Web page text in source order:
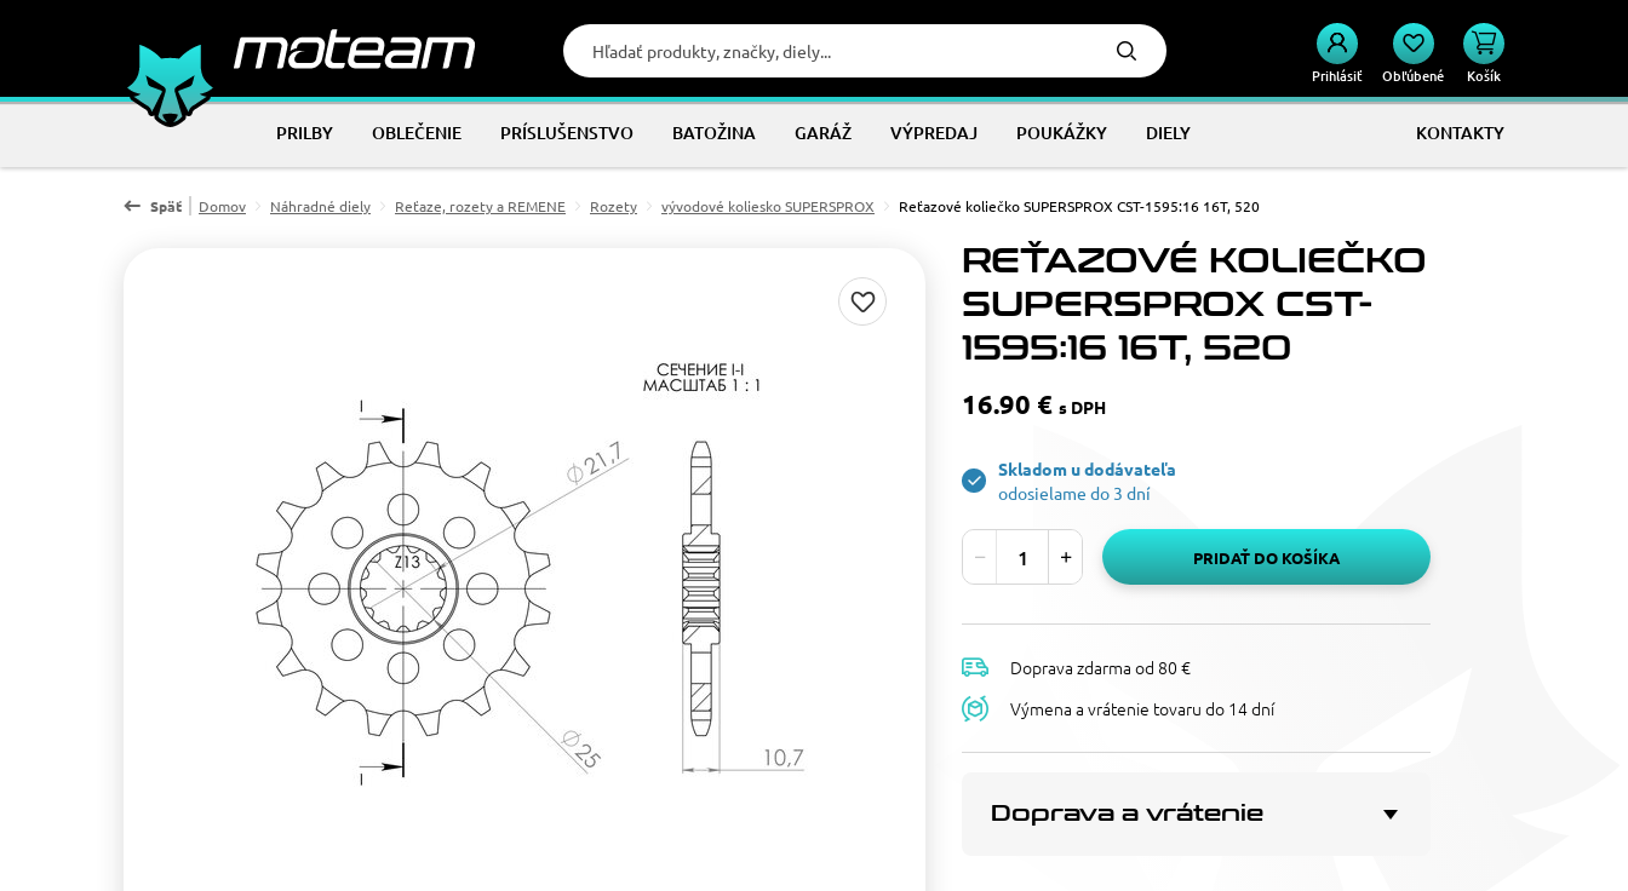
Prihlásiť Obľúbené Košík
PRILBY OBLEČENIE PRÍSLUŠENSTVO BATOŽINA GARÁŽ VÝPREDAJ POUKÁŽKY DIELY KONTAKTY
Späť Domov Náhradné diely Reťaze, rozety a REMENE Rozety vývodové koliesko SUPERSPROX Reťazové koliečko SUPERSPROX CST-1595:16 16T, 520
REŤAZOVÉ KOLIEČKO
SUPERSPROX CST-
1595:16 16T, 520
16.90 € s DPH
Skladom u dodávateľa
odosielame do 3 dní
PRIDAŤ DO KOŠÍKA
Doprava zdarma od 80 €
Výmena a vrátenie tovaru do 14 dní
Doprava a vrátenie